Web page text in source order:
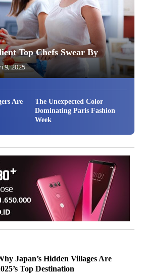
Top Chefs Swear By
9, 2025
Are
The Unexpected Color
Dominating Paris Fashion
Week
Japan’s Hidden Villages Are
Top Destination